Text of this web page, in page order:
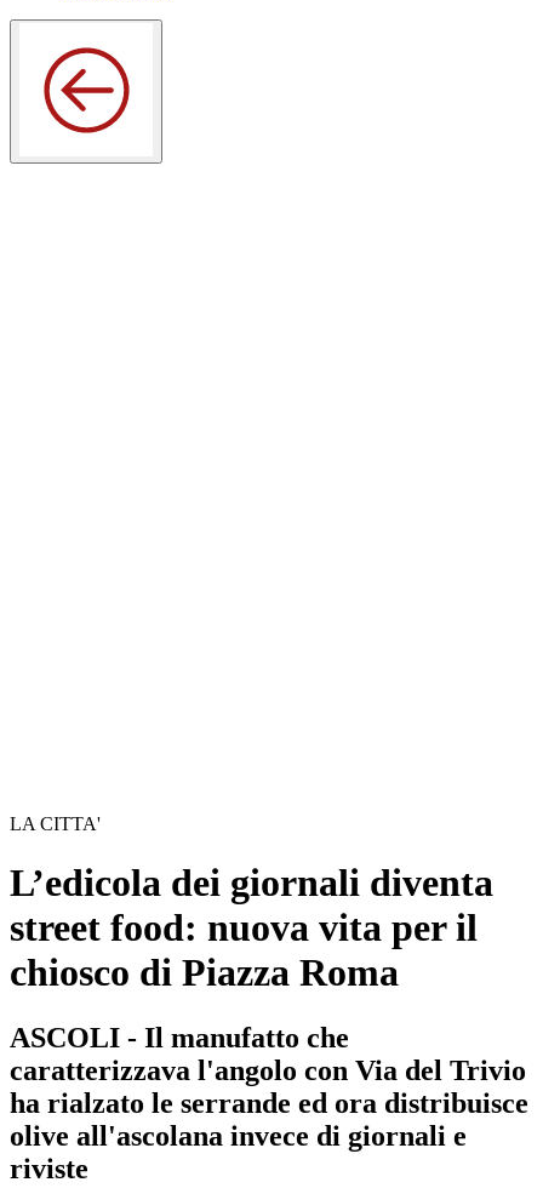
LA CITTA'
L’edicola dei giornali diventa
street food: nuova vita per il
chiosco di Piazza Roma
ASCOLI - Il manufatto che
caratterizzava l'angolo con Via del Trivio
ha rialzato le serrande ed ora distribuisce
olive all'ascolana invece di giornali e
riviste